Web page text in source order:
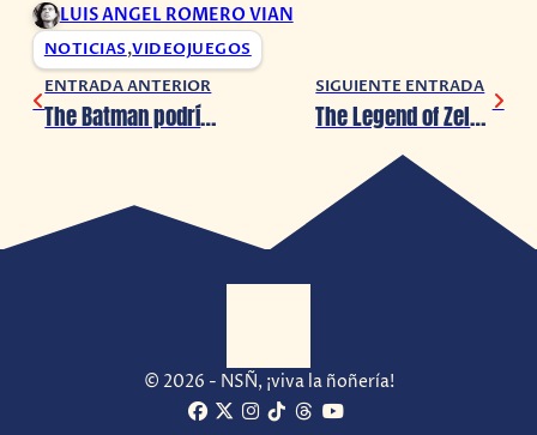
LUIS ANGEL ROMERO VIAN
NOTICIAS,VIDEOJUEGOS
ENTRADA ANTERIOR
The Batman podría mostrar su primer avance en DC Fandome
SIGUIENTE ENTRADA
The Legend of Zelda – Skyward Sword podría llegar al Nintendo Switch
© 2026 - NSÑ, ¡viva la ñoñería!